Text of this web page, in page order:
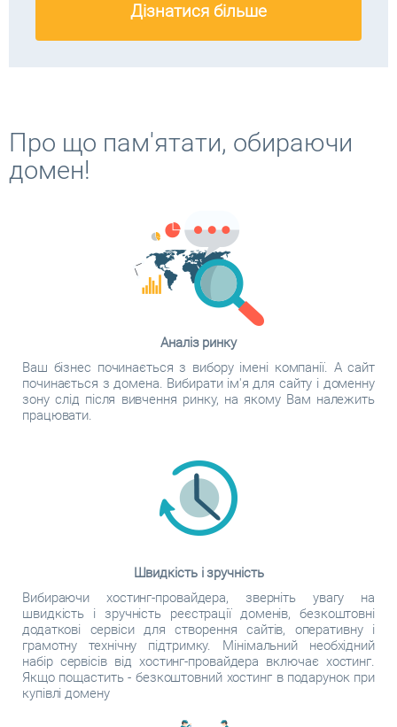
Дізнатися більше
Про що пам'ятати, обираючи
домен!
Аналіз ринку
Ваш бізнес починається з вибору імені компанії. А сайт
починається з домена. Вибирати ім'я для сайту і доменну
зону слід після вивчення ринку, на якому Вам належить
працювати.
Швидкість і зручність
Вибираючи хостинг-провайдера, зверніть увагу на
швидкість і зручність реєстрації доменів, безкоштовні
додаткові сервіси для створення сайтів, оперативну і
грамотну технічну підтримку. Мінімальний необхідний
набір сервісів від хостинг-провайдера включає хостинг.
Якщо пощастить - безкоштовний хостинг в подарунок при
купівлі домену